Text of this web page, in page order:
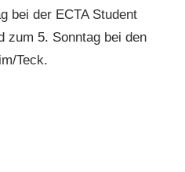
bei der ECTA Student
zum 5. Sonntag bei den
Teck.